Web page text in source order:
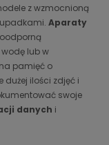
z wzmocnioną
Aparaty
lub w
pamięć o
ilości zdjęć i
swoje
danych i